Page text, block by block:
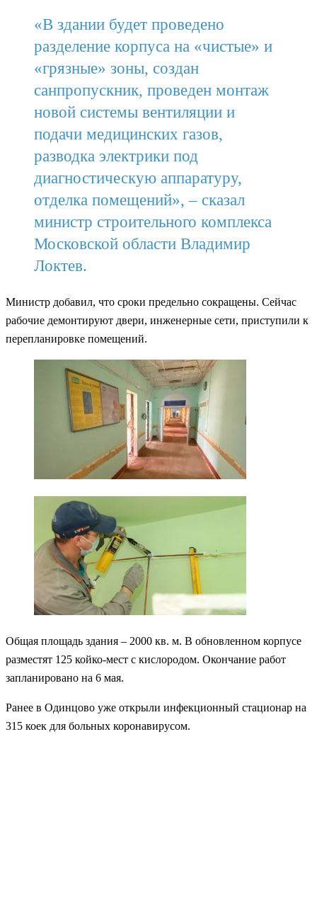
«В здании будет проведено
разделение корпуса на «чистые» и
«грязные» зоны, создан
санпропускник, проведен монтаж
новой системы вентиляции и
подачи медицинских газов,
разводка электрики под
диагностическую аппаратуру,
отделка помещений», – сказал
министр строительного комплекса
Московской области Владимир
Локтев.
Министр добавил, что сроки предельно сокращены. Сейчас
рабочие демонтируют двери, инженерные сети, приступили к
перепланировке помещений.
Общая площадь здания – 2000 кв. м. В обновленном корпусе
разместят 125 койко-мест с кислородом. Окончание работ
запланировано на 6 мая.
Ранее в Одинцово уже открыли инфекционный стационар на
315 коек для больных коронавирусом.